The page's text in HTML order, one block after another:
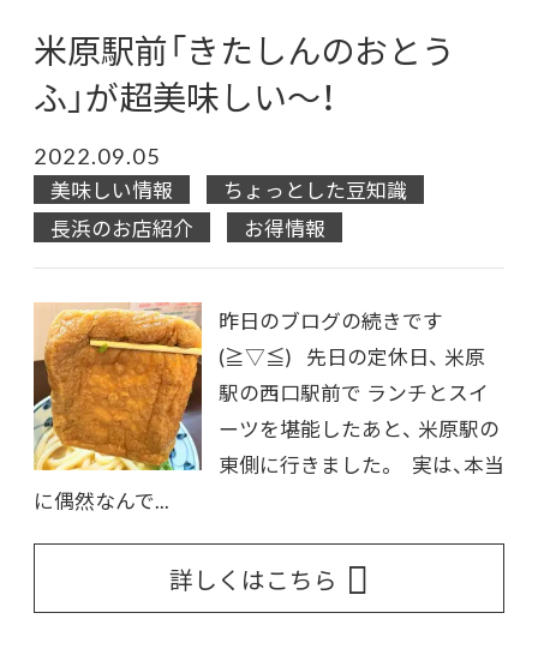
米原駅前「きたしんのおとう
ふ」が超美味しい～！
2022.09.05
美味しい情報
ちょっとした豆知識
長浜のお店紹介
お得情報
昨日のブログの続きです
(≧▽≦) 先日の定休日、 米原
駅の西口駅前で ランチとスイ
ーツを堪能したあと、 米原駅の
東側に行きました。 実は、本当
に偶然なんで...
詳しくはこちら